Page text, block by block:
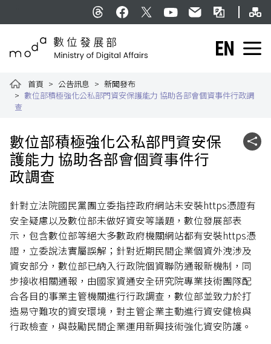
English
首頁 公告訊息
新聞發布
數位部積極強化公私部門資安保護能力 協助各部會個資事件行政調
查
數位部積極強化公私部門資安保
護能力 協助各部會個資事件行
政調查
社群
針對立法院國民黨團立委指控政府網站未安裝https憑證有
安全疑慮以及數位部未做好資安等議題，數位發展部表
示，包含數位部等絕大多數政府機關網站都有安裝https憑
證，立委說法實屬誤解；針對近期民間企業個資外洩涉及
資安部分，數位部已納入行政院個資聯防通報新機制，同
步接收相關通報，由國家資通安全研究院專業技術團隊配
合各目的事業主管機關進行行政調查，數位部並致力於打
造易守難攻的資安環境，對主管企業主動進行資安健檢與
行政檢查，與鼓勵民間企業運用新興技術強化資安防護。